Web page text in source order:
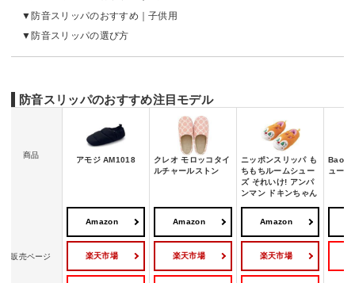
防音スリッパのおすすめ｜子供用
防音スリッパの選び方
防音スリッパのおすすめ注目モデル
商品
アモジ AM1018
クレオ モロッコタイ
ルチャールストン
ニッポンスリッパ も
ちもちルームシュー
ズ それいけ! アンパ
ンマン ドキンちゃん
Bao
ューズ
販売ページ
Amazon
楽天市場
Amazon
楽天市場
Amazon
楽天市場